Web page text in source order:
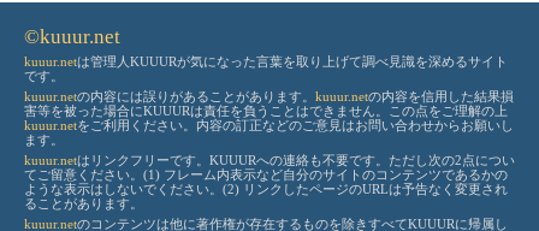
©kuuur.net
kuuur.netは管理人KUUURが気になった言葉を取り上げて調べ見識を深めるサイト
です。
kuuur.netの内容には誤りがあることがあります。 kuuur.netの内容を信用した結果損
害等を被った場合にKUUURは責任を負うことはできません。この点をご理解の上
kuuur.netをご利用ください。内容の訂正などのご意見はお問い合わせからお願いし
ます。
kuuur.netはリンクフリーです。KUUURへの連絡も不要です。ただし次の2点につい
てご留意ください。(1) フレーム内表示など自分のサイトのコンテンツであるかの
ような表示はしないでください。(2) リンクしたページのURLは予告なく変更され
ることがあります。
kuuur.netのコンテンツは他に著作権が存在するものを除きすべてKUUURに帰属し